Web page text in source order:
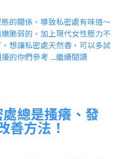
的關係，導致私密處有味道～
脆弱的，加上現代女性壓力不
想讓私密處天然香，可以多試
的你們參考 ...繼續閱讀
總是搔癢、發
善方法！